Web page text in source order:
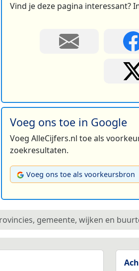
Vind je deze pagina interessant?
Voeg ons toe in Google
Voeg AlleCijfers.nl toe als
zoekresultaten.
Voeg ons toe als voorkeursbron
gemeente, wijken en